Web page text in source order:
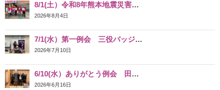
8/1(土）令和8年熊本地震災害義援金募金活動 ウニクス伊奈
2026年8月4日
7/1(水）第一例会 三役バッジ交換
2026年7月10日
6/10(水）ありがとう例会 田口屋
2026年6月16日